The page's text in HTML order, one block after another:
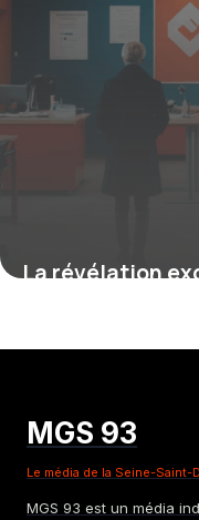
La révélation
MGS 93
Le média de la Seine-Saint-
MGS 93 est un média